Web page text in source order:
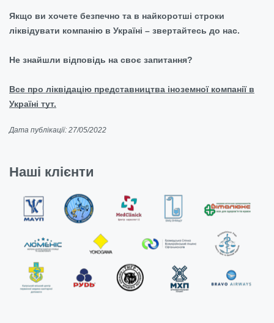
Якщо ви хочете безпечно та в найкоротші строки
ліквідувати компанію в Україні – звертайтесь до нас.
Не знайшли відповідь на своє запитання?
Все про ліквідацію представництва іноземної компанії в
Україні тут.
Дата публікації: 27/05/2022
Наші клієнти